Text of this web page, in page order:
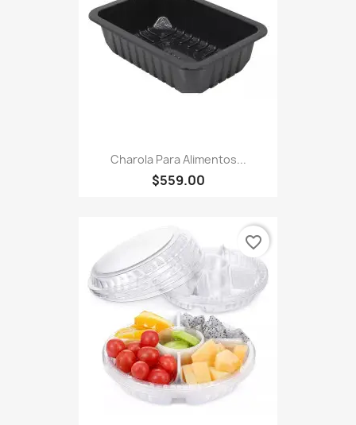
Charola Para Alimentos...
$559.00
favorite_border